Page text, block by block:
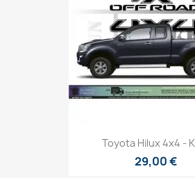
Toyota Hilux 4x4 -
29,00 €